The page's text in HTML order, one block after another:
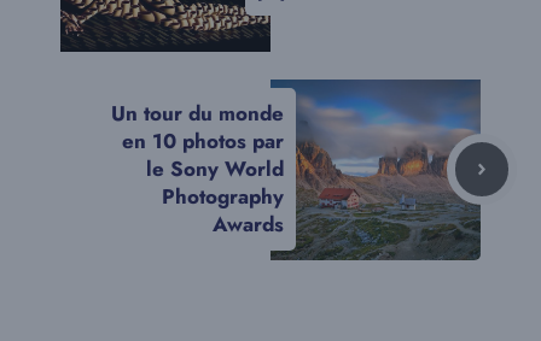
Un tour du monde
en 10 photos par
le Sony World
Photography
Awards